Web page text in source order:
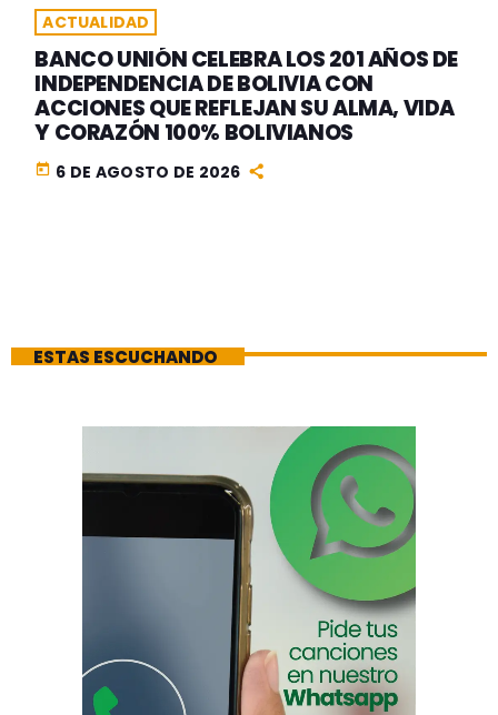
ACTUALIDAD
BANCO UNIÓN CELEBRA LOS 201 AÑOS DE
INDEPENDENCIA DE BOLIVIA CON
ACCIONES QUE REFLEJAN SU ALMA, VIDA
Y CORAZÓN 100% BOLIVIANOS
today 6 DE AGOSTO DE 2026
ESTAS ESCUCHANDO